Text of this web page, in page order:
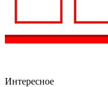
Интересное